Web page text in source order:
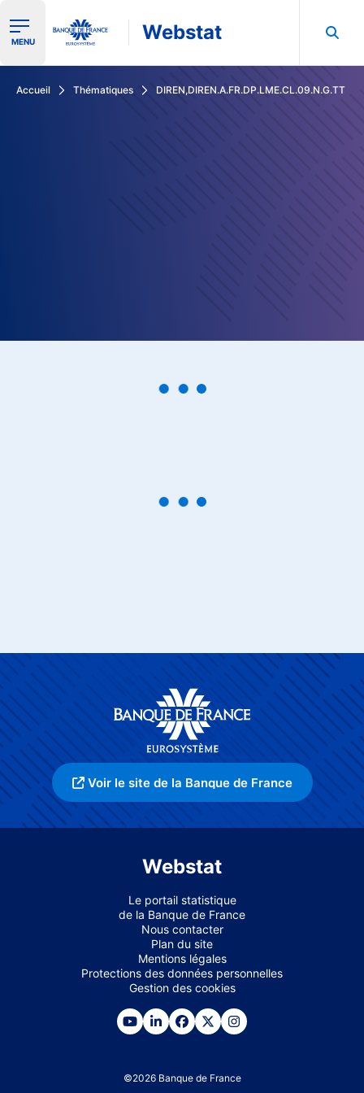
Ouvrir le menu de navigation
MENU Webstat
Accueil Thématiques DIREN,DIREN.A.FR.DP.LME.CL.09.N.G.TT
Voir le site de la Banque de France
Webstat
Le portail statistique
de la Banque de France
Nous contacter
Plan du site
Mentions légales
Protections des données personnelles
Gestion des cookies
©2026 Banque de France